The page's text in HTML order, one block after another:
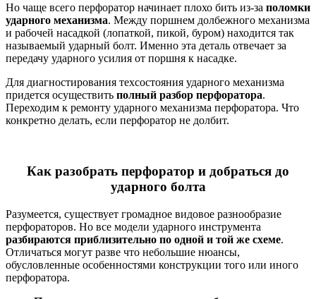
Но чаще всего перфоратор начинает плохо бить из-за поломки
ударного механизма. Между поршнем долбежного механизма
и рабочей насадкой (лопаткой, пикой, буром) находится так
называемый ударный болт. Именно эта деталь отвечает за
передачу ударного усилия от поршня к насадке.
Для диагностирования техсостояния ударного механизма
придется осуществить полный разбор перфоратора.
Переходим к ремонту ударного механизма перфоратора. Что
конкретно делать, если перфоратор не долбит.
Как разобрать перфоратор и добраться до
ударного болта
Разумеется, существует громадное видовое разнообразие
перфораторов. Но все модели ударного инструмента
разбираются приблизительно по одной и той же схеме.
Отличаться могут разве что небольшие нюансы,
обусловленные особенностями конструкции того или иного
перфоратора.